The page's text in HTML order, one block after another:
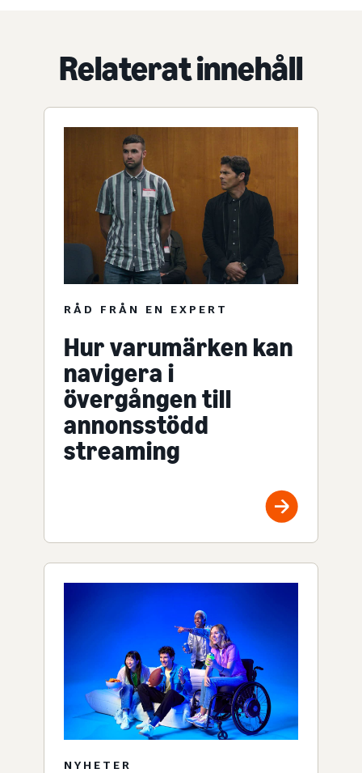
Relaterat innehåll
RÅD FRÅN EN EXPERT
Hur varumärken kan
navigera i
övergången till
annonsstödd
streaming
NYHETER